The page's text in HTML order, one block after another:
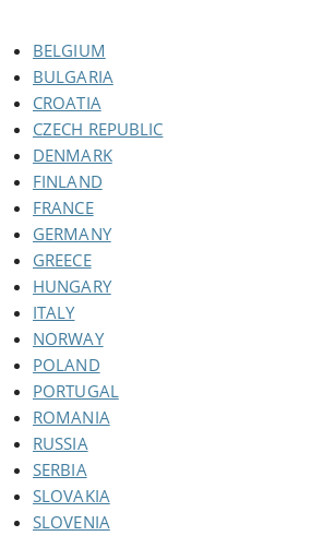
BELGIUM
BULGARIA
CROATIA
CZECH REPUBLIC
DENMARK
FINLAND
FRANCE
GERMANY
GREECE
HUNGARY
ITALY
NORWAY
POLAND
PORTUGAL
ROMANIA
RUSSIA
SERBIA
SLOVAKIA
SLOVENIA